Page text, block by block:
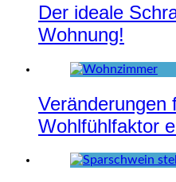
Der ideale
Wohnung!
Veränderungen
Wohlfühlfaktor